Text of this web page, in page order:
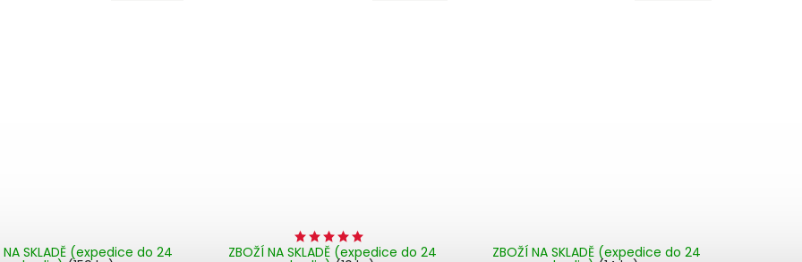
NA SKLADĚ (expedice do 24 ZBOŽÍ NA SKLADĚ (expedice do 24 ZBOŽÍ NA SKLADĚ (expedice do 24